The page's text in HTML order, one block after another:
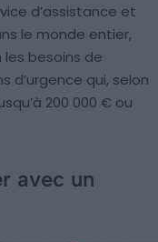
d’assistance et
le monde entier,
besoins de
d’urgence qui, selon
200 000 € ou
avec un